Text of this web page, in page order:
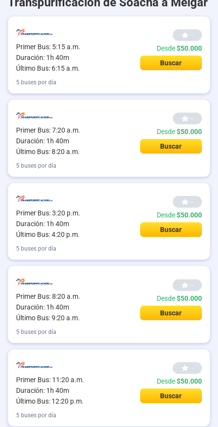
Primer Bus: 5:15 a.m.
Duración: 1h 40m
Último Bus: 6:15 a.m.
--
Desde$50.000
Buscar
5 buses por día
Primer Bus: 7:20 a.m.
Duración: 1h 40m
Último Bus: 8:20 a.m.
--
Desde$50.000
Buscar
5 buses por día
Primer Bus: 3:20 p.m.
Duración: 1h 40m
Último Bus: 4:20 p.m.
--
Desde$50.000
Buscar
5 buses por día
Primer Bus: 8:20 a.m.
Duración: 1h 40m
Último Bus: 9:20 a.m.
--
Desde$50.000
Buscar
5 buses por día
Primer Bus: 11:20 a.m.
Duración: 1h 40m
Último Bus: 12:20 p.m.
--
Desde$50.000
Buscar
5 buses por día